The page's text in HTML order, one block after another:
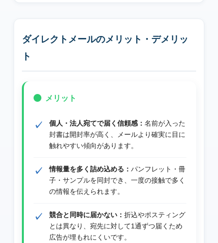
ダイレクトメールのメリット・デメリッ
ト
メリット
個人・法人宛てで届く信頼感： 名前が入った
封書は開封率が高く、メールより確実に目に
触れやすい傾向があります。
情報量を多く詰め込める： パンフレット・冊
子・サンプルを同封でき、一度の接触で多く
の情報を伝えられます。
競合と同時に届かない： 折込やポスティング
とは異なり、宛先に対して1通ずつ届くため
広告が埋もれにくいです。